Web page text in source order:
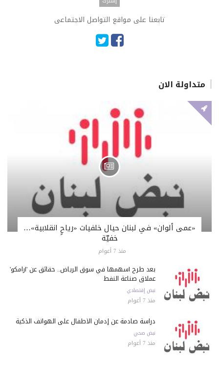
تابعنا على مواقع التواصل الاجتماعى
متداولة الان
«عمى ألوان» في لبنان حيال خلفيات «رياحٍ انقلابية»…
خفيّة
منذ 7 أعوام
بعد طرح أسهمها في سوق الرياض.. حقائق عن 'أرامكو'
عملاق صناعة النفط
نبض إقتصادي
منذ 7 أعوام
دراسة صادمة عن إدمان الأطفال على الهواتف الذكية
نبض صحي
منذ 7 أعوام